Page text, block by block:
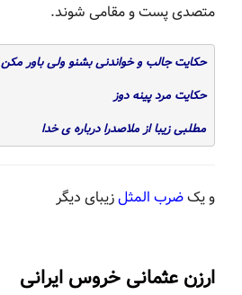
متصدی پست و مقامی شوند.
حکایت جالب و خواندنی بشنو ولی باور مکن
حکایت مرد پینه دوز
مطلبی زیبا از ملاصدرا درباره ی خدا
و یکضرب المثلزیبای دیگر
ارزن عثمانی خروس ایرانی